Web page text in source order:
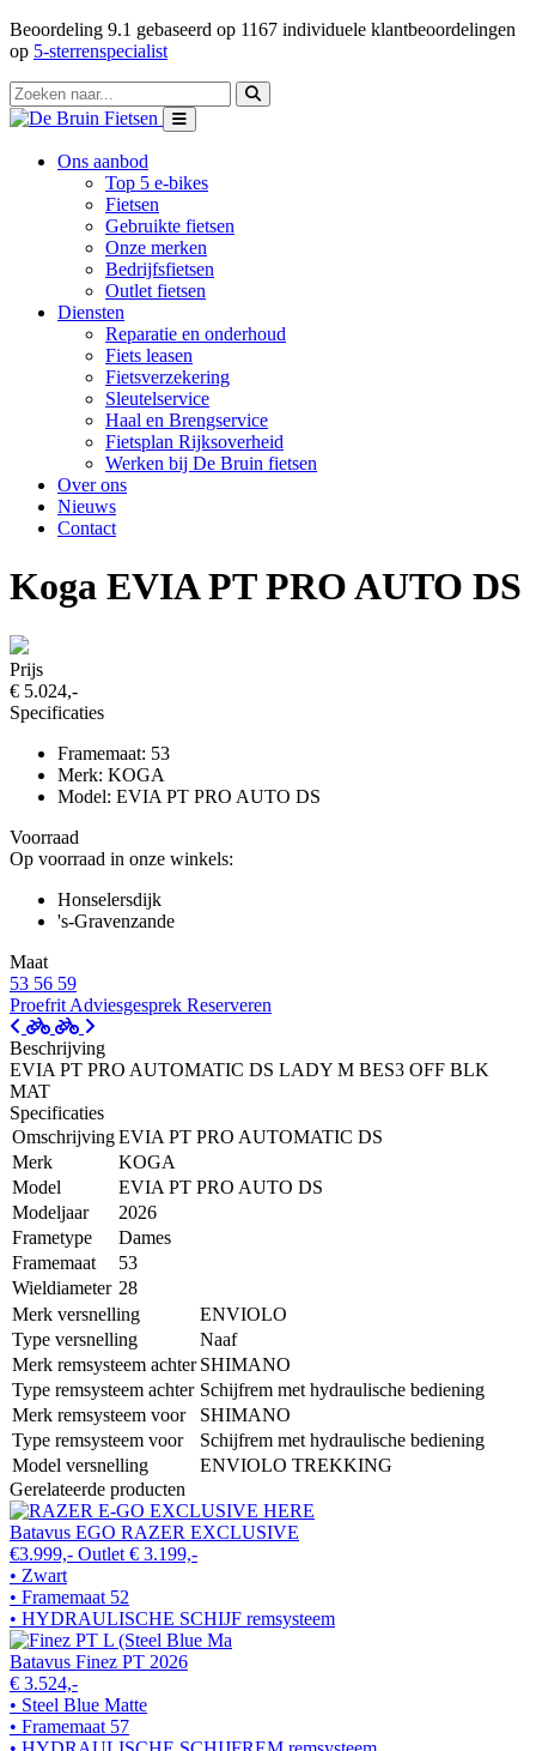
Beoordeling 9.1 gebaseerd op 1167 individuele klantbeoordelingen
op 5-sterrenspecialist
Ons aanbod
Top 5 e-bikes
Fietsen
Gebruikte fietsen
Onze merken
Bedrijfsfietsen
Outlet fietsen
Diensten
Reparatie en onderhoud
Fiets leasen
Fietsverzekering
Sleutelservice
Haal en Brengservice
Fietsplan Rijksoverheid
Werken bij De Bruin fietsen
Over ons
Nieuws
Contact
Koga EVIA PT PRO AUTO DS
Prijs
€ 5.024,-
Specificaties
Framemaat: 53
Merk: KOGA
Model: EVIA PT PRO AUTO DS
Voorraad
Op voorraad in onze winkels:
Honselersdijk
's-Gravenzande
Maat
53 56 59
Proefrit Adviesgesprek Reserveren
Beschrijving
EVIA PT PRO AUTOMATIC DS LADY M BES3 OFF BLK
MAT
Specificaties
OmschrijvingEVIA PT PRO AUTOMATIC DS
Merk
KOGA
Model
EVIA PT PRO AUTO DS
Modeljaar
2026
Frametype
Dames
Framemaat
53
Wieldiameter 28
Merk versnelling
ENVIOLO
Type versnelling
Naaf
Merk remsysteem achter SHIMANO
Type remsysteem achter Schijfrem met hydraulische bediening
Merk remsysteem voor
SHIMANO
Type remsysteem voor
Schijfrem met hydraulische bediening
Model versnelling
ENVIOLO TREKKING
Gerelateerde producten
Batavus EGO RAZER EXCLUSIVE
€3.999,- Outlet € 3.199,-
• Zwart
• Framemaat 52
• HYDRAULISCHE SCHIJF remsysteem
Batavus Finez PT 2026
€ 3.524,-
• Steel Blue Matte
• Framemaat 57